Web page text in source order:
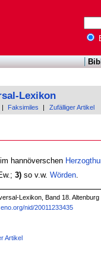
Lexikon
Faksimiles Zufälliger Artikel
hannöverschen
3)so v.w. Wörden.
Lexikon, Band 18. Altenburg
nid/20011233435
Artikel